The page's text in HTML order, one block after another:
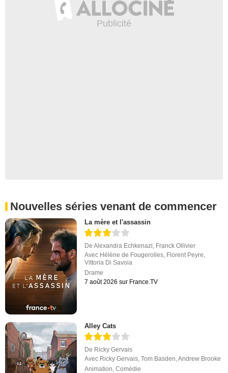
Nouvelles séries venant de commencer
La mère et l'assassin
DeAlexandra Echkenazi, Franck Ollivier
Avec Hélène de Fougerolles, Florent Peyre,
Vittoria Di Savoia
Drame
7 août 2026 sur France.TV
Alley Cats
De Ricky Gervais
Avec Ricky Gervais ,Tom Basden ,Andrew Brooke
Animation ,Comédie